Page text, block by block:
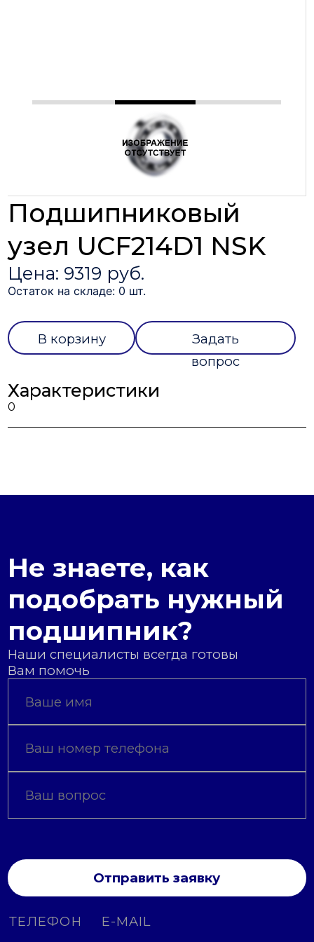
Подшипниковый
узел UCF214D1 NSK
Цена: 9319 руб.
Остаток на складе: 0 шт.
В корзину
Задать
вопрос
Характеристики
0
Не знаете, как
подобрать нужный
подшипник?
Наши специалисты всегда готовы
Вам помочь
Отправить заявку
ТЕЛЕФОН E-MAIL